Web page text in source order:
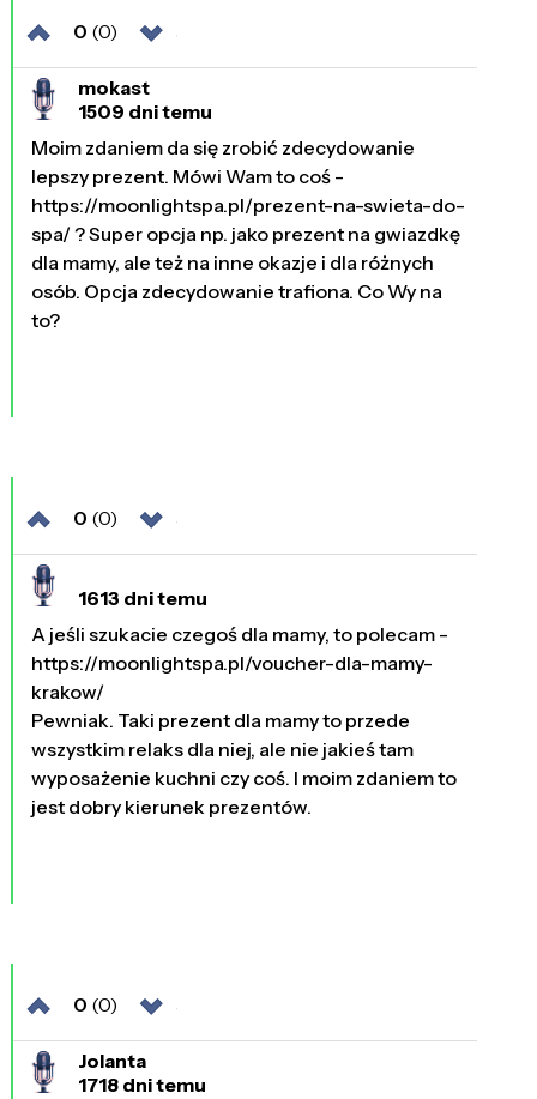
0 (0)
mokast
1509 dni temu
Moim zdaniem da się zrobić zdecydowanie
lepszy prezent. Mówi Wam to coś -
https://moonlightspa.pl/prezent-na-swieta-do-
spa/ ? Super opcja np. jako prezent na gwiazdkę
dla mamy, ale też na inne okazje i dla różnych
osób. Opcja zdecydowanie trafiona. Co Wy na
to?
0 (0)
1613 dni temu
A jeśli szukacie czegoś dla mamy, to polecam -
https://moonlightspa.pl/voucher-dla-mamy-
krakow/
Pewniak. Taki prezent dla mamy to przede
wszystkim relaks dla niej, ale nie jakieś tam
wyposażenie kuchni czy coś. I moim zdaniem to
jest dobry kierunek prezentów.
0 (0)
Jolanta
1718 dni temu